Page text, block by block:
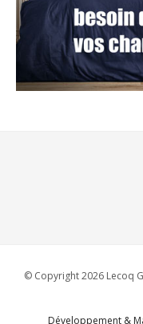
© Copyright 2026 Lecoq
Développement &